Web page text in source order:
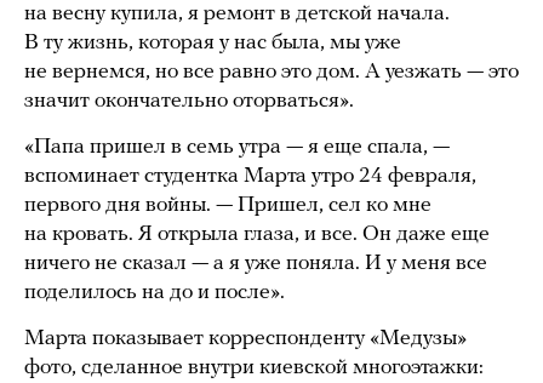
на весну купила, я ремонт в детской начала.
В ту жизнь, которая у нас была, мы уже
не вернемся, но все равно это дом. А уезжать — это
значит окончательно оторваться».
«Папа пришел в семь утра — я еще спала, —
вспоминает студентка Марта утро 24 февраля,
первого дня войны. — Пришел, сел ко мне
на кровать. Я открыла глаза, и все. Он даже еще
ничего не сказал — а я уже поняла. И у меня все
поделилось на до и после».
Марта показывает корреспонденту «Медузы»
фото, сделанное внутри киевской многоэтажки: